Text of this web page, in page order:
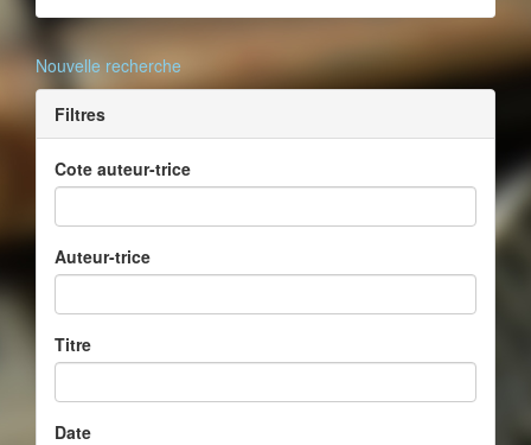
Nouvelle recherche
Filtres
Cote auteur-trice
Auteur-trice
Titre
Date